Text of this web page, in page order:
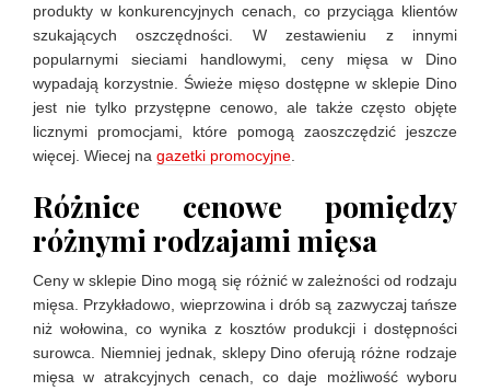
produkty w konkurencyjnych cenach, co przyciąga klientów
szukających oszczędności. W zestawieniu z innymi
popularnymi sieciami handlowymi, ceny mięsa w Dino
wypadają korzystnie. Świeże mięso dostępne w sklepie Dino
jest nie tylko przystępne cenowo, ale także często objęte
licznymi promocjami, które pomogą zaoszczędzić jeszcze
więcej. Wiecej na gazetki promocyjne
Różnice cenowe pomiędzy
różnymi rodzajami mięsa
Ceny w sklepie Dino mogą się różnić w zależności od rodzaju
mięsa. Przykładowo, wieprzowina i drób są zazwyczaj tańsze
niż wołowina, co wynika z kosztów produkcji i dostępności
surowca. Niemniej jednak, sklepy Dino oferują różne rodzaje
mięsa w atrakcyjnych cenach, co daje możliwość wyboru